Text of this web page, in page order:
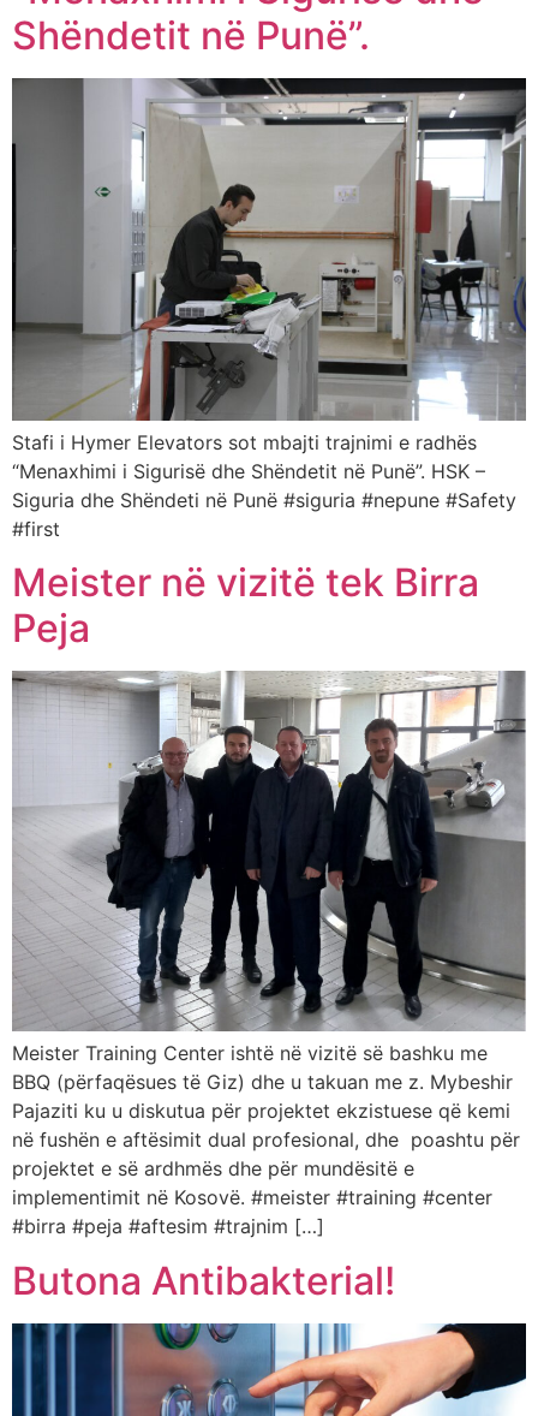
Shëndetit në Punë”.
Stafi i Hymer Elevators sot mbajti trajnimi e radhës
“Menaxhimi i Sigurisë dhe Shëndetit në Punë”. HSK –
Siguria dhe Shëndeti në Punë #siguria #nepune #Safety
#first
Meister në vizitë tek Birra
Peja
Meister Training Center ishtë në vizitë së bashku me
BBQ (përfaqësues të Giz) dhe u takuan me z. Mybeshir
Pajaziti ku u diskutua për projektet ekzistuese që kemi
në fushën e aftësimit dual profesional, dhe poashtu për
projektet e së ardhmës dhe për mundësitë e
implementimit në Kosovë. #meister #training #center
#birra #peja #aftesim #trajnim […]
Butona Antibakterial!